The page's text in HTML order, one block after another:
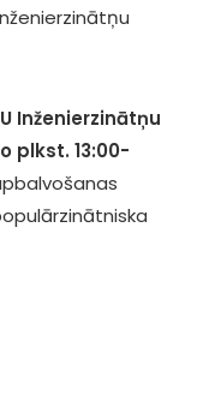
Inženierzinātņu
plkst. 13:00-